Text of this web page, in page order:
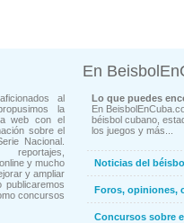
al
la
web con el
sobre el
Nacional.
y mucho
y ampliar
concursos
En
Lo que puedes
En
béisbol cubano,
los juegos y más...
Noticias del
Foros, opiniones,
Concursos sobre